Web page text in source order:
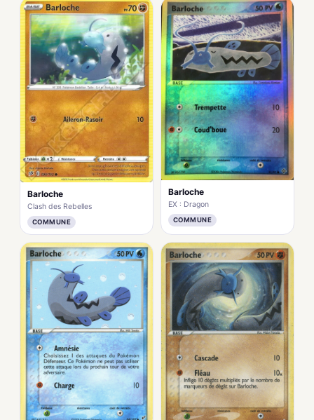
Barloche
Clash des Rebelles
COMMUNE
Barloche
EX : Dragon
COMMUNE